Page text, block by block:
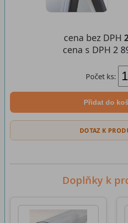
Počet ks:
Přidat do
cena bez DPH
cena s DPH 2
DOTAZ K
Doplňky k